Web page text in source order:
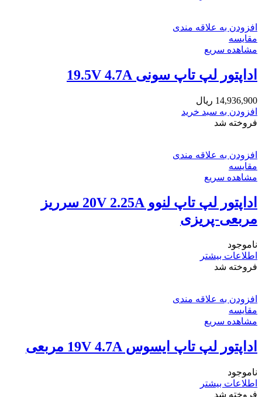
افزودن به علاقه مندی
مقایسه
مشاهده سریع
اداپتور لپ تاپ سونی 19.5V 4.7A
14,936,900 ریال
افزودن به سبد خرید
فروخته شد
افزودن به علاقه مندی
مقایسه
مشاهده سریع
اداپتور لپ تاپ لنوو 20V 2.25A سرریز
مربعی-پریزی
ناموجود
اطلاعات بیشتر
فروخته شد
افزودن به علاقه مندی
مقایسه
مشاهده سریع
اداپتور لپ تاپ ایسوس 19V 4.7A مربعی
ناموجود
اطلاعات بیشتر
فروخته شد